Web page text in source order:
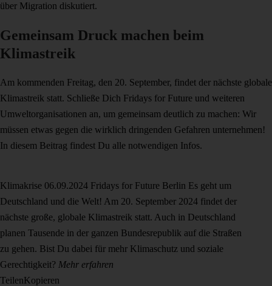
über Migration diskutiert.
Gemeinsam Druck machen beim
Klimastreik
Am kommenden Freitag, den 20. September, findet der nächste globale
Klimastreik statt. Schließe Dich Fridays for Future und weiteren
Umweltorganisationen an, um gemeinsam deutlich zu machen: Wir
müssen etwas gegen die wirklich dringenden Gefahren unternehmen!
In diesem Beitrag findest Du alle notwendigen Infos.
Klimakrise 06.09.2024 Fridays for Future Berlin Es geht um
Deutschland und die Welt! Am 20. September 2024 findet der
nächste große, globale Klimastreik statt. Auch in Deutschland
planen Tausende in der ganzen Bundesrepublik auf die Straßen
zu gehen. Bist Du dabei für mehr Klimaschutz und soziale
Gerechtigkeit? Mehr erfahren
TeilenKopieren